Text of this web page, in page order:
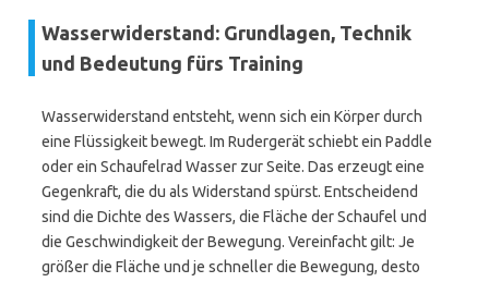
Wasserwiderstand: Grundlagen, Technik
und Bedeutung fürs Training
Wasserwiderstand entsteht, wenn sich ein Körper durch
eine Flüssigkeit bewegt. Im Rudergerät schiebt ein Paddle
oder ein Schaufelrad Wasser zur Seite. Das erzeugt eine
Gegenkraft, die du als Widerstand spürst. Entscheidend
sind die Dichte des Wassers, die Fläche der Schaufel und
die Geschwindigkeit der Bewegung. Vereinfacht gilt: Je
größer die Fläche und je schneller die Bewegung, desto